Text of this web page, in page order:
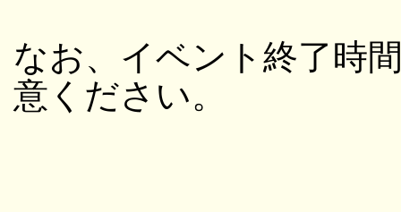
なお、イベント終了時
意ください。